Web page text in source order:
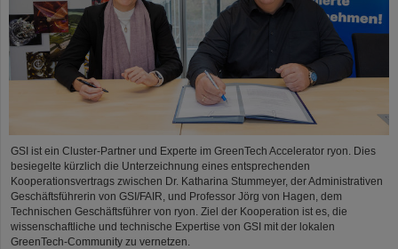
GSI ist ein Cluster-Partner und Experte im GreenTech Accelerator ryon. Dies
besiegelte kürzlich die Unterzeichnung eines entsprechenden
Kooperationsvertrags zwischen Dr. Katharina Stummeyer, der Administrativen
Geschäftsführerin von GSI/FAIR, und Professor Jörg von Hagen, dem
Technischen Geschäftsführer von ryon. Ziel der Kooperation ist es, die
wissenschaftliche und technische Expertise von GSI mit der lokalen
GreenTech-Community zu vernetzen.